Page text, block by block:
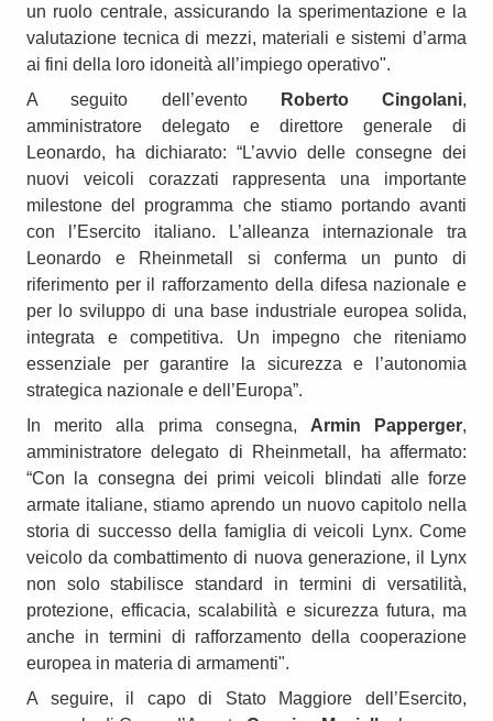
un ruolo centrale, assicurando la sperimentazione e la
valutazione tecnica di mezzi, materiali e sistemi d’arma
ai fini della loro idoneità all’impiego operativo".
A seguito dell’evento
Roberto Cingolani,
amministratore delegato e direttore generale di
Leonardo, ha dichiarato: “L’avvio delle consegne dei
nuovi veicoli corazzati rappresenta una importante
milestone del programma che stiamo portando avanti
con l’Esercito italiano. L’alleanza internazionale tra
Leonardo e Rheinmetall si conferma un punto di
riferimento per il rafforzamento della difesa nazionale e
per lo sviluppo di una base industriale europea solida,
integrata e competitiva. Un impegno che riteniamo
essenziale per garantire la sicurezza e l’autonomia
strategica nazionale e dell’Europa”.
In merito alla prima consegna, Armin Papperger,
amministratore delegato di Rheinmetall, ha affermato:
“Con la consegna dei primi veicoli blindati alle forze
armate italiane, stiamo aprendo un nuovo capitolo nella
storia di successo della famiglia di veicoli Lynx. Come
veicolo da combattimento di nuova generazione, il Lynx
non solo stabilisce standard in termini di versatilità,
protezione, efficacia, scalabilità e sicurezza futura, ma
anche in termini di rafforzamento della cooperazione
europea in materia di armamenti".
A seguire, il capo di Stato Maggiore dell’Esercito,